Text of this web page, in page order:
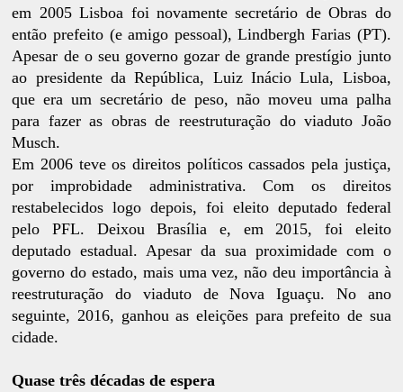
em 2005 Lisboa foi novamente secretário de Obras do
então prefeito (e amigo pessoal), Lindbergh Farias (PT).
Apesar de o seu governo gozar de grande prestígio junto
ao presidente da República, Luiz Inácio Lula, Lisboa,
que era um secretário de peso, não moveu uma palha
para fazer as obras de reestruturação do viaduto João
Musch.
Em 2006 teve os direitos políticos cassados pela justiça,
por improbidade administrativa. Com os direitos
restabelecidos logo depois, foi eleito deputado federal
pelo PFL. Deixou Brasília e, em 2015, foi eleito
deputado estadual. Apesar da sua proximidade com o
governo do estado, mais uma vez, não deu importância à
reestruturação do viaduto de Nova Iguaçu. No ano
seguinte, 2016, ganhou as eleições para prefeito de sua
cidade.
Quase três décadas de espera